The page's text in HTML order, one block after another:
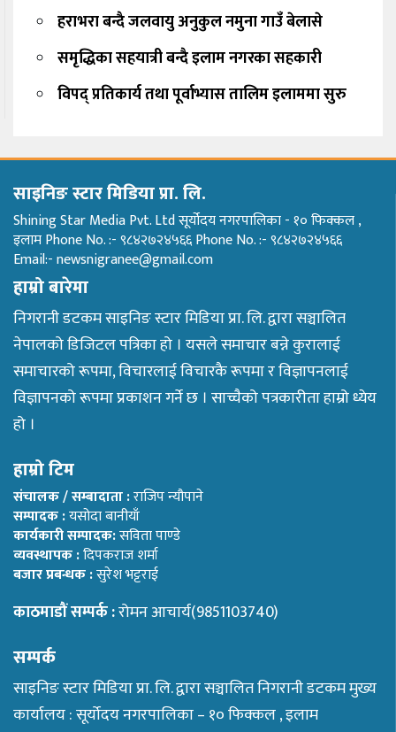
हराभरा बन्दै जलवायु अनुकुल नमुना गाउँ बेलासे
समृद्धिका सहयात्री बन्दै इलाम नगरका सहकारी
विपद् प्रतिकार्य तथा पूर्वाभ्यास तालिम इलाममा सुरु
साइनिङ स्टार मिडिया प्रा. लि.
Shining Star Media Pvt. Ltd सूर्योदय नगरपालिका - १० फिक्कल ,
इलाम Phone No. :- ९८४२७२४५६६ Phone No. :- ९८४२७२४५६६
Email:- newsnigranee@gmail.com
हाम्रो बारेमा
निगरानी डटकम साइनिङ स्टार मिडिया प्रा. लि. द्वारा सञ्चालित
नेपालको डिजिटल पत्रिका हो । यसले समाचार बन्ने कुरालाई
समाचारको रूपमा, विचारलाई विचारकै रूपमा र विज्ञापनलाई
विज्ञापनको रूपमा प्रकाशन गर्ने छ । साच्चैको पत्रकारीता हाम्रो ध्येय
हो ।
हाम्रो टिम
संचालक / सम्बादाता :राजिप न्यौपाने
सम्पादक :यसोदा बानीयाँ
कार्यकारी सम्पादक:सविता पाण्डे
व्यवस्थापक :दिपकराज शर्मा
बजार प्रबन्धक :सुरेश भट्टराई
काठमाडौं सम्पर्क :रोमन आचार्य(9851103740)
सम्पर्क
साइनिङ स्टार मिडिया प्रा. लि. द्वारा सञ्चालित निगरानी डटकम मुख्य
कार्यालय : सूर्योदय नगरपालिका – १० फिक्कल , इलाम